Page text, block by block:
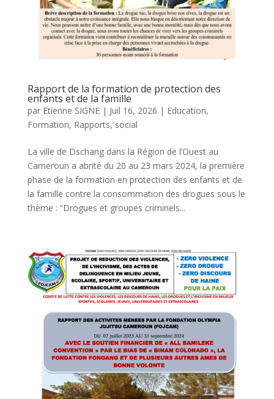
Rapport de la formation de protection des
enfants et de la famille
par Etienne SIGNE| Juil 16, 2026 | Education,
Formation, Rapports, social
La ville de Dschang dans la Région de l’Ouest au
Cameroun a abrité du 20 au 23 mars 2024, la première
phase de la formation en protection des enfants et de
la famille contre la consommation des drogues sous le
thème : “Drogues et groupes criminels...